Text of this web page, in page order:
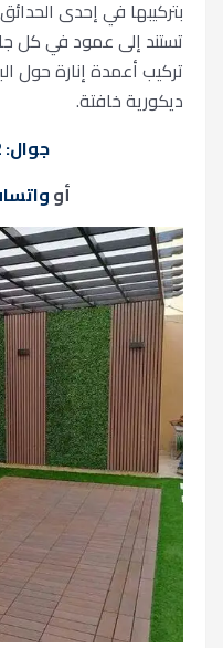
بتركيبها في إحدى
تستند إلى عمود في كل
تركيب أعمدة إنارة حول
ديكورية خافتة.
جوال: 0533487872
أوواتساب: